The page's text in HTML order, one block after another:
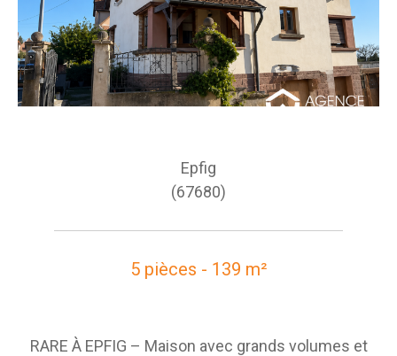
Epfig
(67680)
5 pièces - 139 m²
RARE À EPFIG – Maison avec grands volumes et